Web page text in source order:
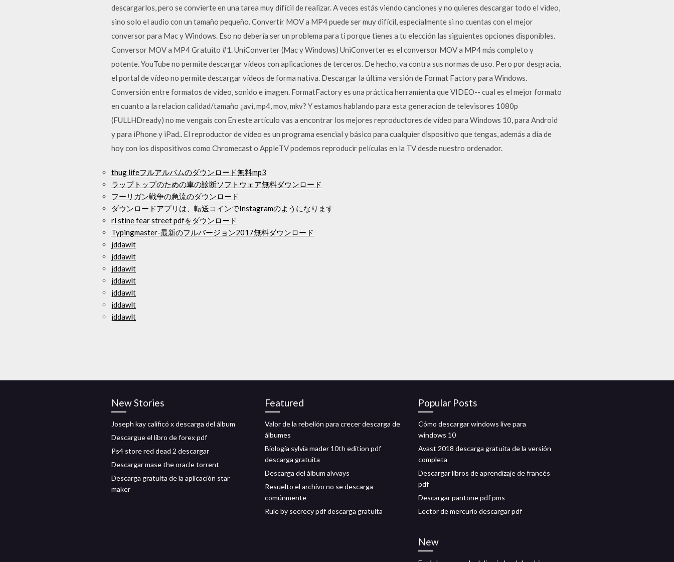
descargarlos, pero se convierte en una tarea muy difícil de realizar. A veces estás viendo canciones y no quieres descargar todo el video,
sino solo el audio con un tamaño pequeño. Convertir MOV a MP4 puede ser muy difícil, especialmente si no cuentas con el mejor
conversor para Mac y Windows. Eso no debería ser un problema para ti porque tienes a tu elección las siguientes opciones disponibles.
Conversor MOV a MP4 Gratuito #1. UniConverter (Mac y Windows) UniConverter es el conversor MOV a MP4 más completo y
potente. YouTube no permite descargar vídeos con aplicaciones de terceros. De hecho, va contra sus normas de uso. Pero por desgracia,
el portal de vídeo no permite descargar vídeos de forma nativa. Descargar la última versión de Format Factory para Windows.
Conversión entre formatos de vídeo, sonido e imagen. FormatFactory es una práctica herramienta que VIDEO-- cual es el mejor formato
en cuanto a la relacion calidad/tamaño ¿avi, mp4, mov, mkv? Y estamos hablando para esta generacion de televisores 1080p
(FULLHDready) no me vengais con En este artículo vas a encontrar los mejores reproductores de vídeo para Windows 10, para Android
y para iPhone y iPad.. El reproductor de vídeo es un programa esencial y básico para cualquier dispositivo que tengas, además a día de
hoy con los dispositivos como Chromecast o AppleTV podemos reproducir películas en la TV desde nuestro ordenador.
thug lifeフルアルバムのダウンロード無料mp3
ラップトップのための車の診断ソフトウェア無料ダウンロード
フーリガン戦争の急流のダウンロード
ダウンロードアプリは、転送コインでInstagramのようになります
rl stine fear street pdfをダウンロード
Typingmaster-最新のフルバージョン2017無料ダウンロード
jddawlt
jddawlt
jddawlt
jddawlt
jddawlt
jddawlt
jddawlt
New Stories
Joseph kay calificó x descarga del álbum
Descargue el libro de forex pdf
Ps4 store red dead 2 descargar
Descargar mase the oracle torrent
Descarga gratuita de la aplicación star
maker
Featured
Valor de la rebelión para crecer descarga de
álbumes
Biología sylvia mader 10th edition pdf
descarga gratuita
Descarga del álbum alvvays
Resuelto el archivo no se descarga
comúnmente
Rule by secrecy pdf descarga gratuita
Popular Posts
Cómo descargar windows live para
windows 10
Avast 2018 descarga gratuita de la versión
completa
Descargar libros de aprendizaje de francés
pdf
Descargar pantone pdf pms
Lector de mercurio descargar pdf
New